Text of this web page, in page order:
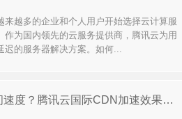
来越多的企业和个人用户开始选择云计算服
作为国内领先的云服务提供商，腾讯云为用
迟的服务器解决方案。如何...
如何提升网站访问速度？腾讯云国际CDN加速效果解析